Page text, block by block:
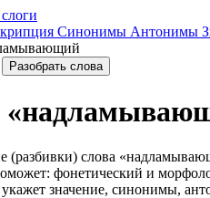
Синонимы Антонимы
Разобрать слова
(разбивки) слова
фонетический и
укажет значение, синонимы,